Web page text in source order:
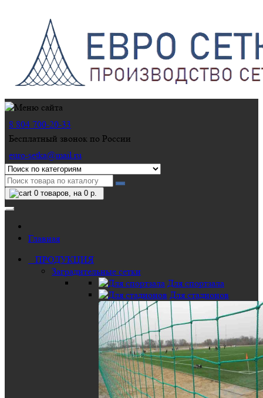
8 804 700-20-33
Бесплатный звонок по России
euro-setka@mail.ru
0 товаров, на 0 р.
Главная
ПРОДУКЦИЯ
Заградительные сетки
Для спортзала
Для стадионов